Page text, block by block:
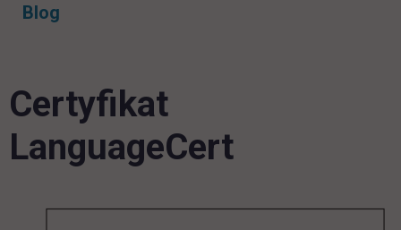
Blog
Certyfikat
LanguageCert